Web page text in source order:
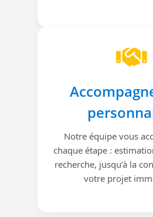
Notre équipe vous
chaque étape :
recherche, jusqu’à la
votre projet